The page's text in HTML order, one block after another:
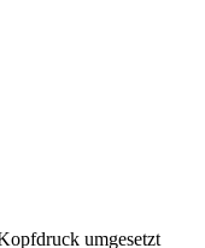
umgesetzt